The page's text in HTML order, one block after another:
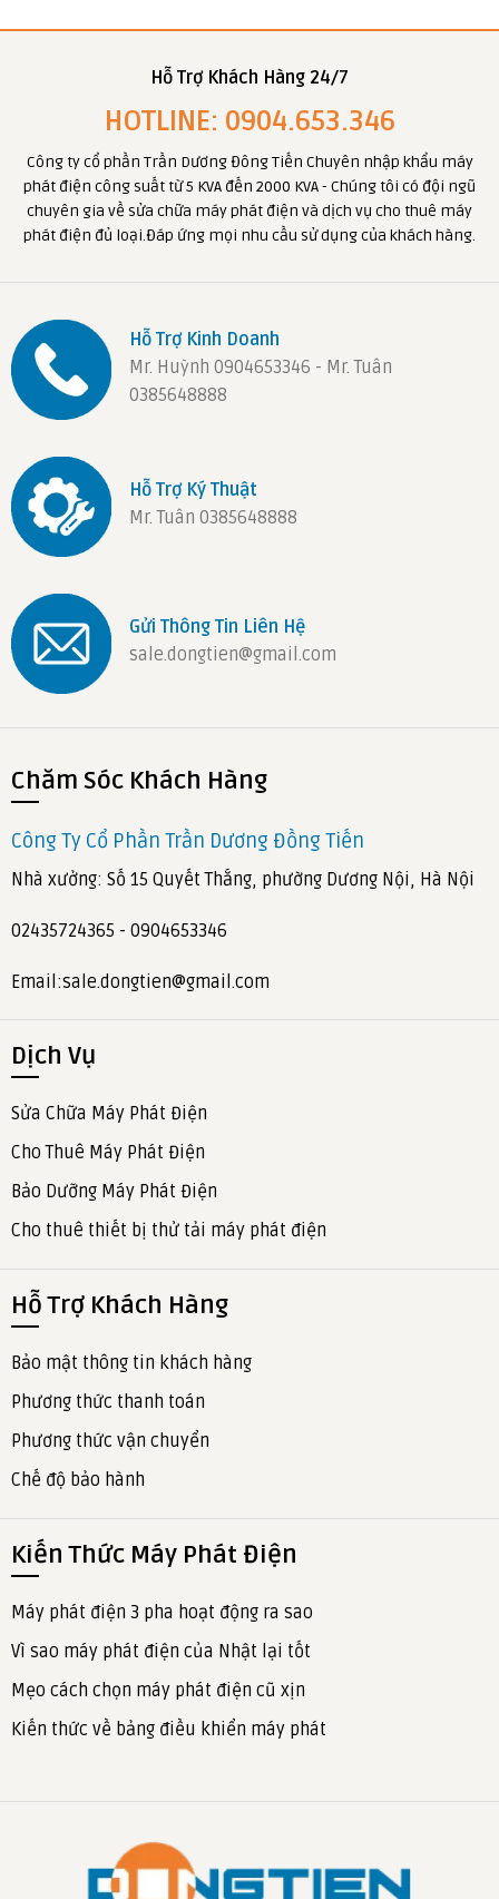
Hỗ Trợ Khách Hàng 24/7
HOTLINE: 0904.653.346
Công ty cổ phần Trần Dương Đông Tiến Chuyên nhập khẩu máy
phát điện công suất từ 5 KVA đến 2000 KVA - Chúng tôi có đội ngũ
chuyên gia về sửa chữa máy phát điện và dịch vụ cho thuê máy
phát điện đủ loại.Đáp ứng mọi nhu cầu sử dụng của khách hàng.
Hỗ Trợ Kinh Doanh
Mr. Huỳnh 0904653346 - Mr. Tuân
0385648888
Hỗ Trợ Ký Thuật
Mr. Tuân 0385648888
Gửi Thông Tin Liên Hệ
sale.dongtien@gmail.com
Chăm Sóc Khách Hàng
Công Ty Cổ Phần Trần Dương Đồng Tiến
Nhà xưởng: Số 15 Quyết Thắng, phường Dương Nội, Hà Nội
02435724365 - 0904653346
Email:sale.dongtien@gmail.com
Dịch Vụ
Sửa Chữa Máy Phát Điện
Cho Thuê Máy Phát Điện
Bảo Dưỡng Máy Phát Điện
Cho thuê thiết bị thử tải máy phát điện
Hỗ Trợ Khách Hàng
Bảo mật thông tin khách hàng
Phương thức thanh toán
Phương thức vận chuyển
Chế độ bảo hành
Kiến Thức Máy Phát Điện
Máy phát điện 3 pha hoạt động ra sao
Vì sao máy phát điện của Nhật lại tốt
Mẹo cách chọn máy phát điện cũ xịn
Kiến thức về bảng điều khiển máy phát